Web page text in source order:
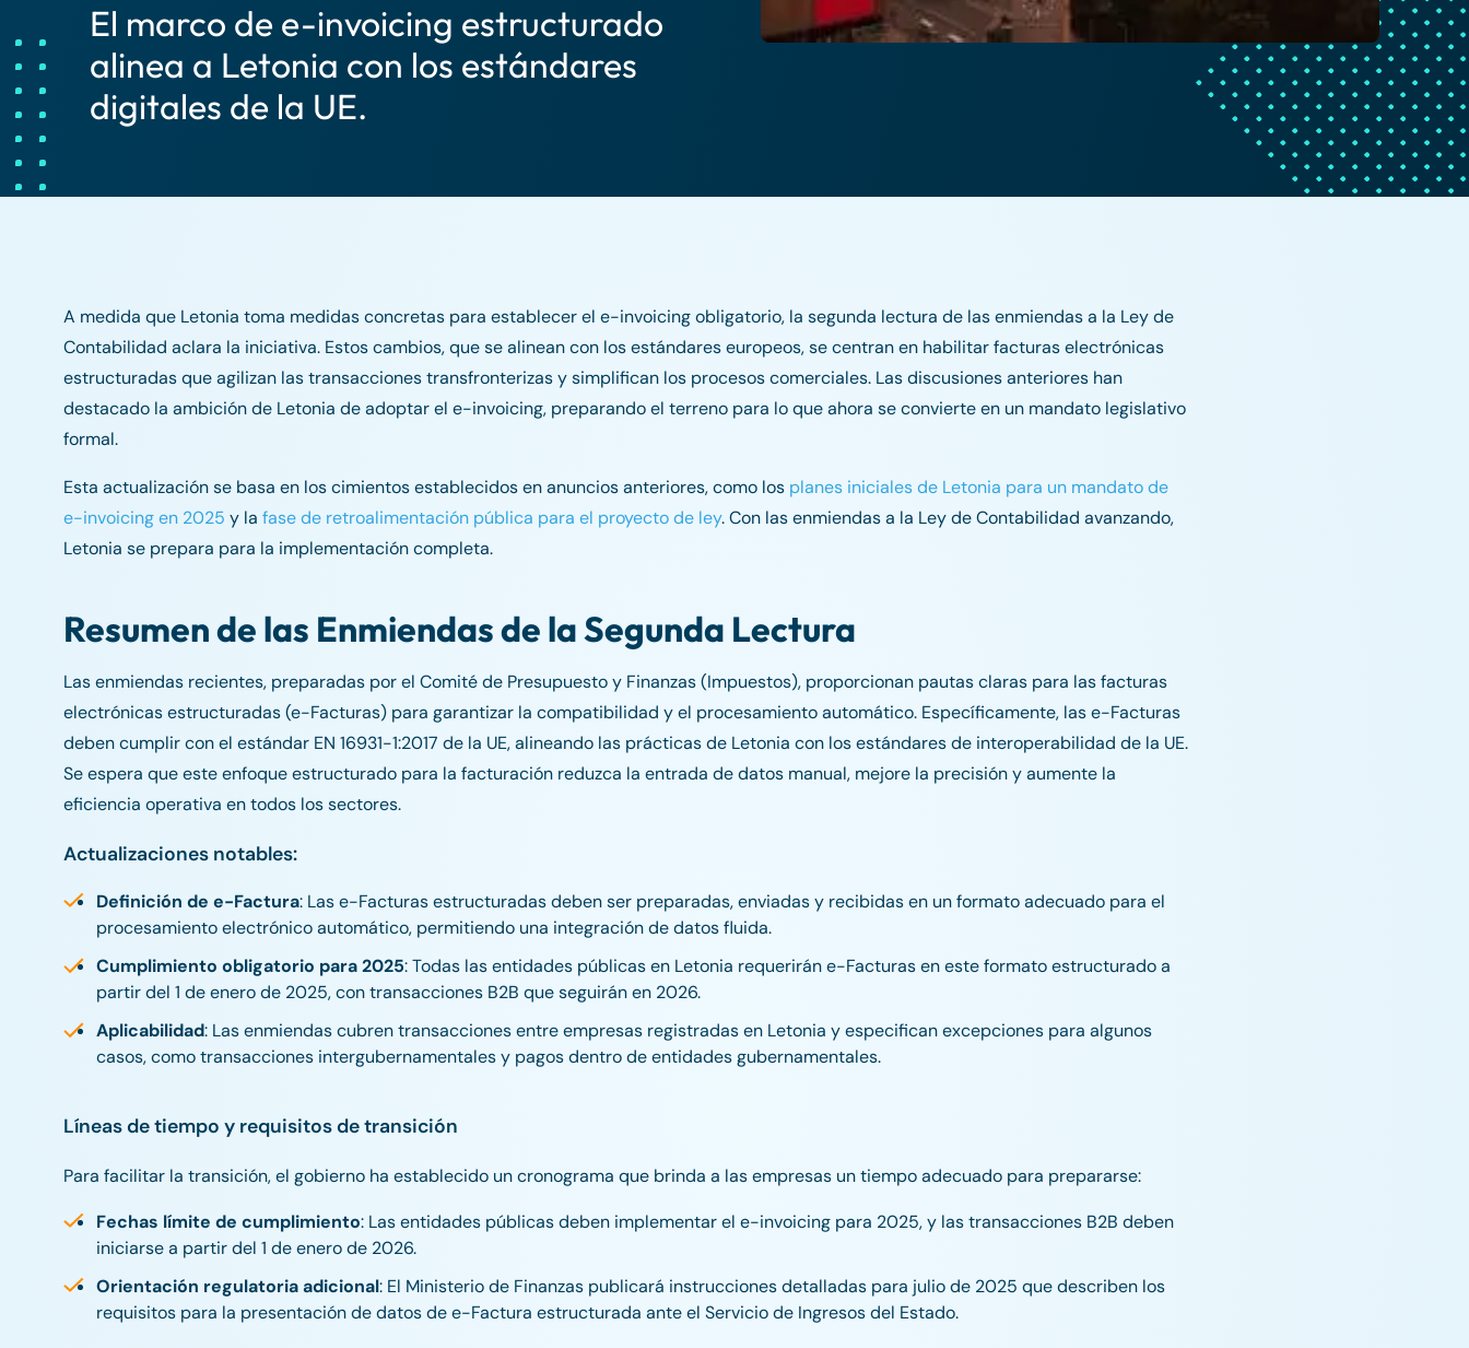
El marco de e-invoicing estructurado
alinea a Letonia con los estándares
digitales de la UE.
A medida que Letonia toma medidas concretas para establecer el e-invoicing obligatorio, la segunda lectura de las enmiendas a la Ley de
Contabilidad aclara la iniciativa. Estos cambios, que se alinean con los estándares europeos, se centran en habilitar facturas electrónicas
estructuradas que agilizan las transacciones transfronterizas y simplifican los procesos comerciales. Las discusiones anteriores han
destacado la ambición de Letonia de adoptar el e-invoicing, preparando el terreno para lo que ahora se convierte en un mandato legislativo
formal.
Esta actualización se basa en los cimientos establecidos en anuncios anteriores, como los planes iniciales de Letonia para un mandato de
e-invoicing en 2025 y la fase de retroalimentación pública para el proyecto de ley. Con las enmiendas a la Ley de Contabilidad avanzando,
Letonia se prepara para la implementación completa.
Resumen de las Enmiendas de la Segunda Lectura
Las enmiendas recientes, preparadas por el Comité de Presupuesto y Finanzas (Impuestos), proporcionan pautas claras para las facturas
electrónicas estructuradas (e-Facturas) para garantizar la compatibilidad y el procesamiento automático. Específicamente, las e-Facturas
deben cumplir con el estándar EN 16931-1:2017 de la UE, alineando las prácticas de Letonia con los estándares de interoperabilidad de la UE.
Se espera que este enfoque estructurado para la facturación reduzca la entrada de datos manual, mejore la precisión y aumente la
eficiencia operativa en todos los sectores.
Actualizaciones notables:
Definición de e-Factura: Las e-Facturas estructuradas deben ser preparadas, enviadas y recibidas en un formato adecuado para el
procesamiento electrónico automático, permitiendo una integración de datos fluida.
Cumplimiento obligatorio para 2025: Todas las entidades públicas en Letonia requerirán e-Facturas en este formato estructurado a
partir del 1 de enero de 2025, con transacciones B2B que seguirán en 2026.
Aplicabilidad: Las enmiendas cubren transacciones entre empresas registradas en Letonia y especifican excepciones para algunos
casos, como transacciones intergubernamentales y pagos dentro de entidades gubernamentales.
Líneas de tiempo y requisitos de transición
Para facilitar la transición, el gobierno ha establecido un cronograma que brinda a las empresas un tiempo adecuado para prepararse:
Fechas límite de cumplimiento: Las entidades públicas deben implementar el e-invoicing para 2025, y las transacciones B2B deben
iniciarse a partir del 1 de enero de 2026.
Orientación regulatoria adicional: El Ministerio de Finanzas publicará instrucciones detalladas para julio de 2025 que describen los
requisitos para la presentación de datos de e-Factura estructurada ante el Servicio de Ingresos del Estado.